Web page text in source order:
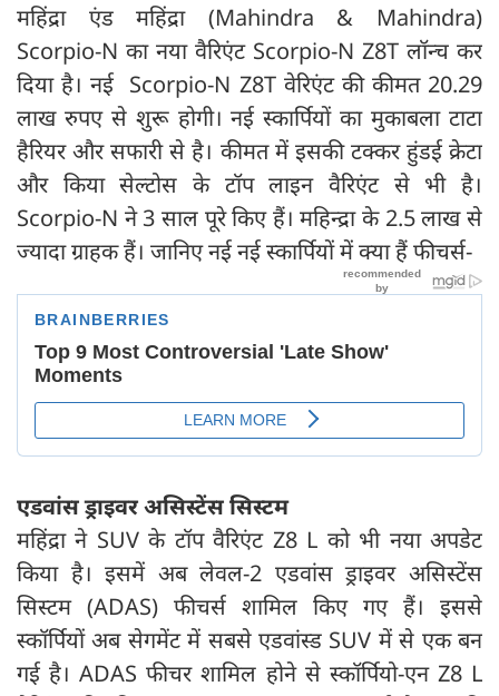
महिंद्रा एंड महिंद्रा (Mahindra & Mahindra)
Scorpio-N का नया वैरिएंट Scorpio-N Z8T लॉन्च कर
दिया है। नई Scorpio-N Z8T वेरिएंट की कीमत 20.29
लाख रुपए से शुरू होगी। नई स्कार्पियों का मुकाबला टाटा
हैरियर और सफारी से है। कीमत में इसकी टक्कर हुंडई क्रेटा
और किया सेल्टोस के टॉप लाइन वैरिएंट से भी है।
Scorpio-N ने 3 साल पूरे किए हैं। महिन्द्रा के 2.5 लाख से
ज्यादा ग्राहक हैं। जानिए नई नई स्कार्पियों में क्या हैं फीचर्स-
एडवांस ड्राइवर असिस्टेंस सिस्टम
महिंद्रा ने SUV के टॉप वैरिएंट Z8 L को भी नया अपडेट
किया है। इसमें अब लेवल-2 एडवांस ड्राइवर असिस्टेंस
सिस्टम (ADAS) फीचर्स शामिल किए गए हैं। इससे
स्कॉर्पियों अब सेगमेंट में सबसे एडवांस्ड SUV में से एक बन
गई है। ADAS फीचर शामिल होने से स्कॉर्पियो-एन Z8 L